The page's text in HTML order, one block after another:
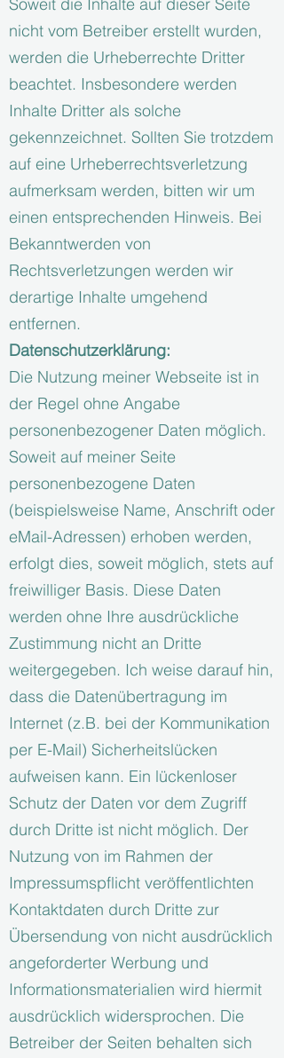
nicht vom Betreiber erstellt wurden,
werden die Urheberrechte Dritter
beachtet. Insbesondere werden
Inhalte Dritter als solche
gekennzeichnet. Sollten Sie trotzdem
auf eine Urheberrechtsverletzung
aufmerksam werden, bitten wir um
einen entsprechenden Hinweis. Bei
Bekanntwerden von
Rechtsverletzungen werden wir
derartige Inhalte umgehend
entfernen.
Datenschutzerklärung:
Die Nutzung meiner Webseite ist in
der Regel ohne Angabe
personenbezogener Daten möglich.
Soweit auf meiner Seite
personenbezogene Daten
(beispielsweise Name, Anschrift oder
eMail-Adressen) erhoben werden,
erfolgt dies, soweit möglich, stets auf
freiwilliger Basis. Diese Daten
werden ohne Ihre ausdrückliche
Zustimmung nicht an Dritte
weitergegeben. Ich weise darauf hin,
dass die Datenübertragung im
Internet (z.B. bei der Kommunikation
per E-Mail) Sicherheitslücken
aufweisen kann. Ein lückenloser
Schutz der Daten vor dem Zugriff
durch Dritte ist nicht möglich. Der
Nutzung von im Rahmen der
Impressumspflicht veröffentlichten
Kontaktdaten durch Dritte zur
Übersendung von nicht ausdrücklich
angeforderter Werbung und
Informationsmaterialien wird hiermit
ausdrücklich widersprochen. Die
Betreiber der Seiten behalten sich